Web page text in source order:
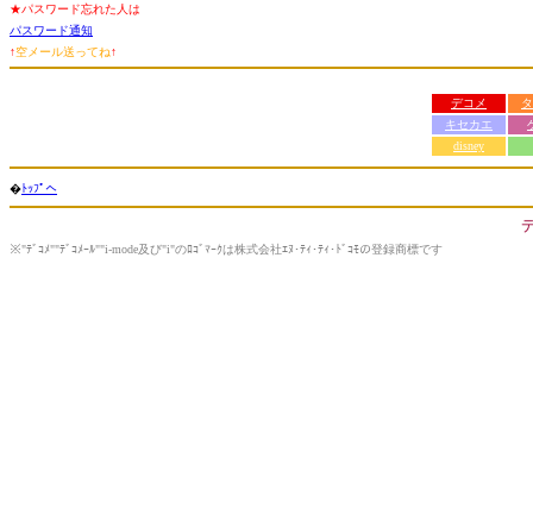
★パスワード忘れた人は
パスワード通知
↑空メール送ってね↑
デコメ
キセカエ
disney
�ﾄｯﾌﾟへ
※"ﾃﾞｺﾒ""ﾃﾞｺﾒｰﾙ""i-mode及び"i"のﾛｺﾞﾏｰｸは株式会社ｴﾇ･ﾃｨ･ﾃｨ･ﾄﾞｺﾓの登録商標です